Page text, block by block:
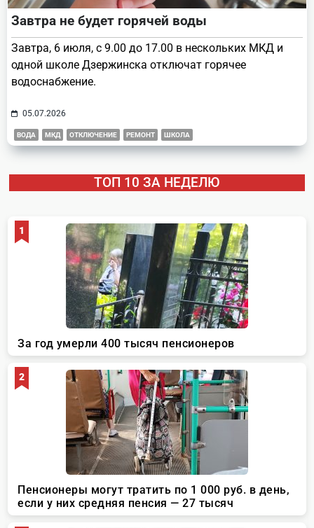
Завтра не будет горячей воды
Завтра, 6 июля, с 9.00 до 17.00 в нескольких МКД и
одной школе Дзержинска отключат горячее
водоснабжение.
05.07.2026
ВОДА МКД ОТКЛЮЧЕНИЕ РЕМОНТ ШКОЛА
ТОП 10 ЗА НЕДЕЛЮ